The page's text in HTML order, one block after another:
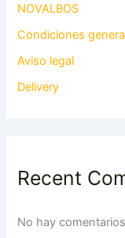
NOVALBOS
Condiciones
Aviso legal
Delivery
Recent
No hay